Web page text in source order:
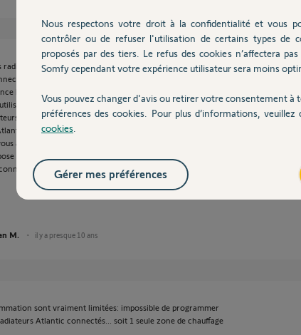
radiateurs dans la fonction Smart ni dans l'agenda de
en IO).
les programmations sont obligatoirement interne au
le fil pilote dans se cas il y a pas de fonction pièce par
sur une zone.
ayant verrouillé cette option.
avez la surveillance de la consommation électrique autre
pas...
avec beaucoup beaucoup de limitation et c'est
M. il y a presque 10 ans
sont vraiment limitées: impossible de programmer
Atlantic connectés... soit 1 seule zone de chauffage
Nous respectons votre droit à la confidentialité et vous
contrôler ou de refuser l'utilisation de certains types de
proposés par des tiers. Le refus des cookies n’affectera
Somfy cependant votre expérience utilisateur sera moins
Vous pouvez changer d'avis ou retirer votre consentement à
préférences des cookies. Pour plus d’informations,
cookies
Gérer mes préférences